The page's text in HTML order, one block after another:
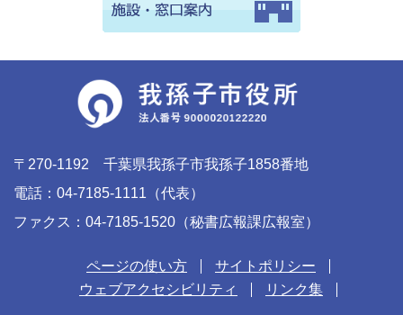
〒270-1192 千葉県我孫子市我孫子1858番地
電話：04-7185-1111（代表）
ファクス：04-7185-1520（秘書広報課広報室）
ページの使い方
サイトポリシー
ウェブアクセシビリティ
リンク集